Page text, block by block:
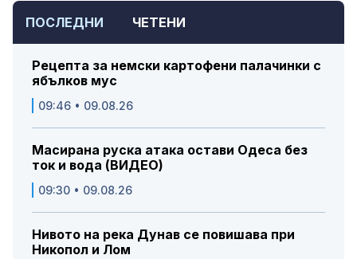
ПОСЛЕДНИ ЧЕТЕНИ
Рецепта за немски картофени палачинки с
ябълков мус
09:46 • 09.08.26
Масирана руска атака остави Одеса без
ток и вода (ВИДЕО)
09:30 • 09.08.26
Нивото на река Дунав се повишава при
Никопол и Лом